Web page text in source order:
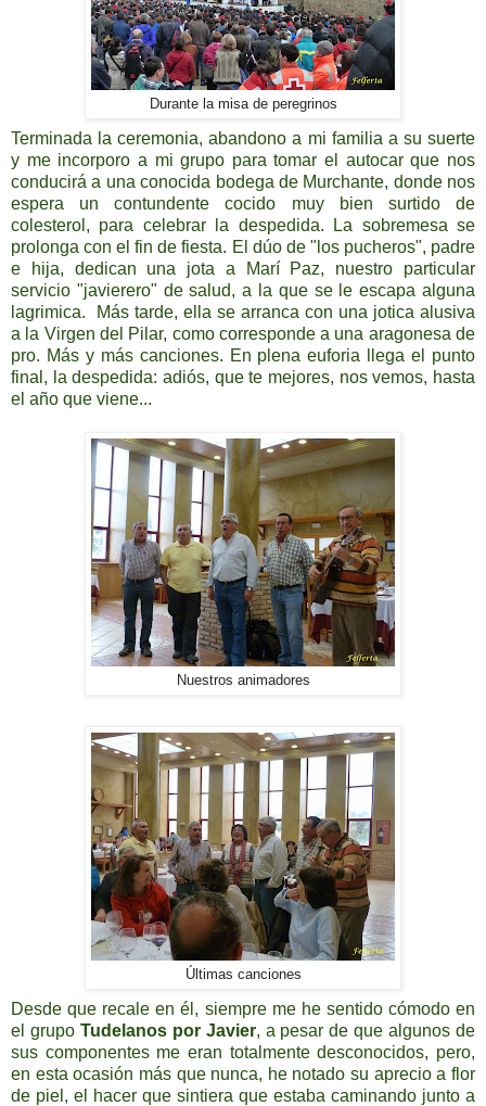
Durante la misa de peregrinos
Terminada la ceremonia, abandono a mi familia a su suerte
y me incorporo a mi grupo para tomar el autocar que nos
conducirá a una conocida bodega de Murchante, donde nos
espera un contundente cocido muy bien surtido de
colesterol, para celebrar la despedida. La sobremesa se
prolonga con el fin de fiesta. El dúo de "los pucheros", padre
e hija, dedican una jota a Marí Paz, nuestro particular
servicio "javierero" de salud, a la que se le escapa alguna
lagrimica. Más tarde, ella se arranca con una jotica alusiva
a la Virgen del Pilar, como corresponde a una aragonesa de
pro. Más y más canciones. En plena euforia llega el punto
final, la despedida: adiós, que te mejores, nos vemos, hasta
el año que viene...
Nuestros animadores
Últimas canciones
Desde que recale en él, siempre me he sentido cómodo en
el grupo Tudelanos por Javier, a pesar de que algunos de
sus componentes me eran totalmente desconocidos, pero,
en esta ocasión más que nunca, he notado su aprecio a flor
de piel, el hacer que sintiera que estaba caminando junto a